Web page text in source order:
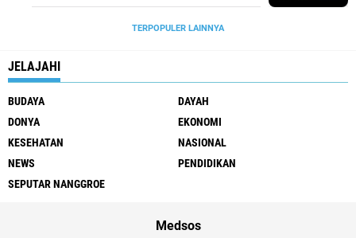
TERPOPULER LAINNYA
JELAJAHI
BUDAYA
DAYAH
DONYA
EKONOMI
KESEHATAN
NASIONAL
NEWS
PENDIDIKAN
SEPUTAR NANGGROE
Medsos